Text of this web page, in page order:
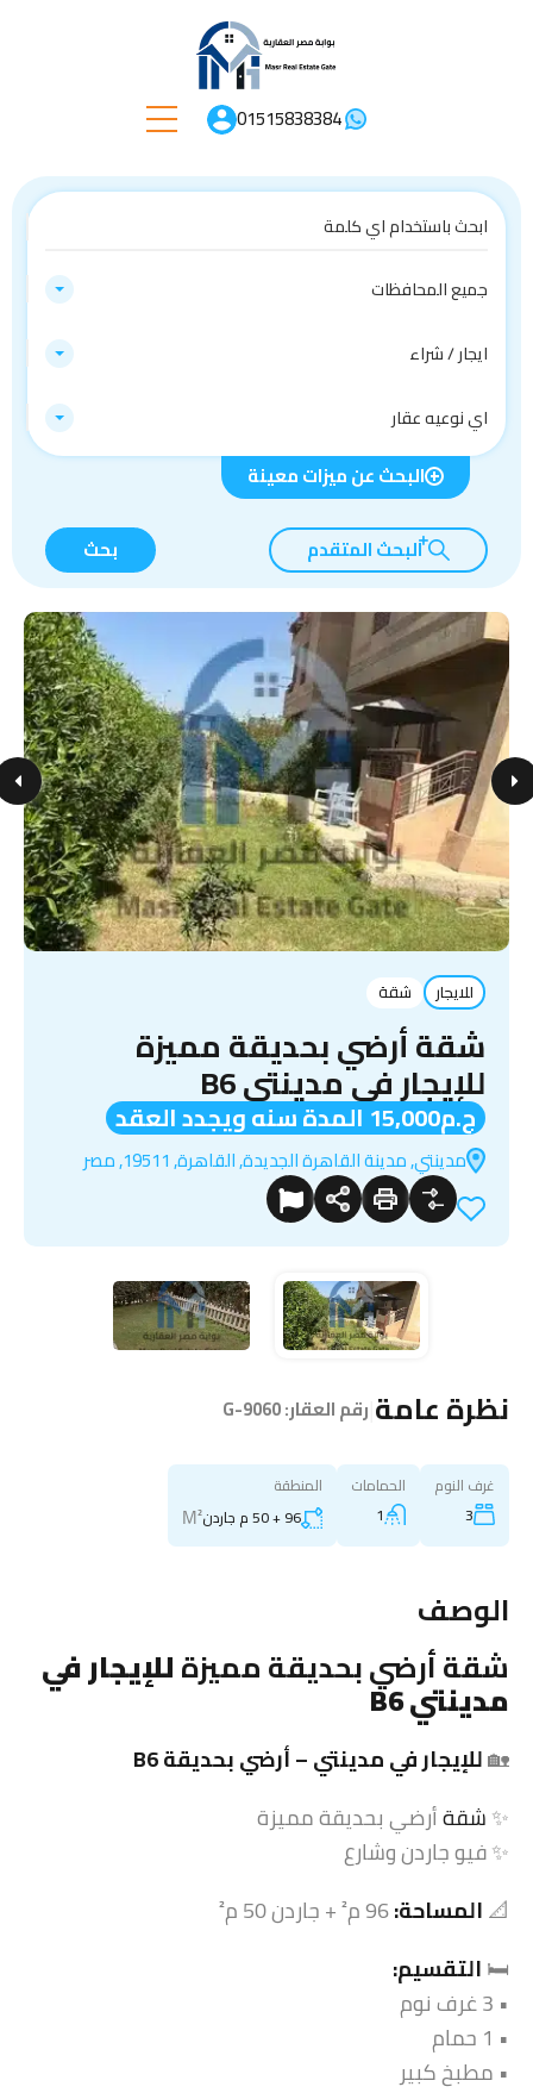
01515838384
جميع المحافظات
ايجار / شراء
اي نوعيه عقار
البحث عن ميزات معينة
البحث المتقدم بحث
للايجار شقة
شقة أرضي بحديقة مميزة
للإيجار في مدينتي B6
ج.م15,000 المدة سنه ويجدد العقد
مدينتي, مدينة القاهرة الجديدة, القاهرة, 19511, مصر
نظرة عامة رقم العقار:G-9060
غرف النوم
3
الحمامات
1
المنطقة
96 + 50 م جاردن
M²
الوصف
شقةأرضي بحديقة مميزةللإيجار في
مدينتي B6
🏡للإيجار في مدينتي – أرضي بحديقة B6
✨شقةأرضي بحديقة مميزة
✨ فيو جاردن وشارع
📐المساحة:
🛏️التقسيم:
• 3 غرف نوم
• 1 حمام
• مطبخ كبير